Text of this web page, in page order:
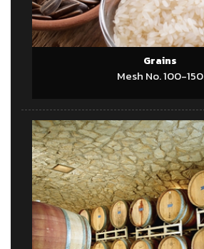
Grains
Mesh No. 100-150